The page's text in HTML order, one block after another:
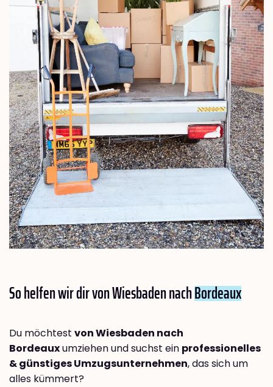
So helfen wir dir von Wiesbaden nachBordeaux
Du möchtest von Wiesbaden nach
Bordeauxumziehen und suchst ein professionelles
& günstiges Umzugsunternehmen, das sich um
alles kümmert?